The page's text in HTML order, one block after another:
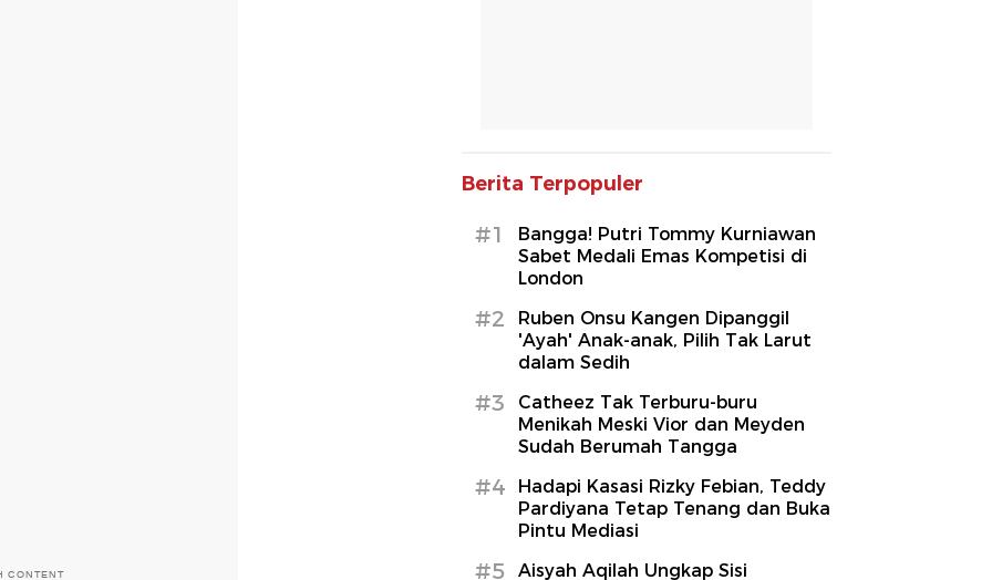
CONTENT
Berita Terpopuler
#1
Bangga! Putri Tommy Kurniawan
Sabet Medali Emas Kompetisi di
London
#2
Ruben Onsu Kangen Dipanggil
'Ayah' Anak-anak, Pilih Tak Larut
dalam Sedih
#3
Catheez Tak Terburu-buru
Menikah Meski Vior dan Meyden
Sudah Berumah Tangga
#4
Hadapi Kasasi Rizky Febian, Teddy
Pardiyana Tetap Tenang dan Buka
Pintu Mediasi
#5
Aisyah Aqilah Ungkap Sisi